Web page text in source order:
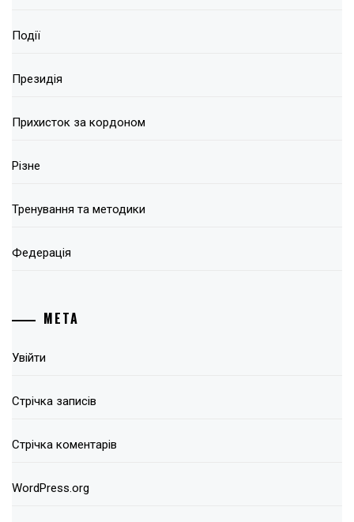
Події
Президія
Прихисток за кордоном
Різне
Тренування та методики
Федерація
МЕТА
Увійти
Стрічка записів
Стрічка коментарів
WordPress.org